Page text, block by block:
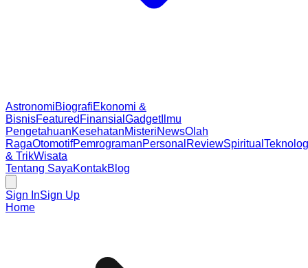
AstronomiBiografiEkonomi &
BisnisFeatured Finansial GadgetIlmu
PengetahuanKesehatanMisteriNewsOlah
RagaOtomotifPemrogramanPersonal ReviewSpiritual
& TrikWisata
Tentang SayaKontakBlog
Sign InSign Up
Home